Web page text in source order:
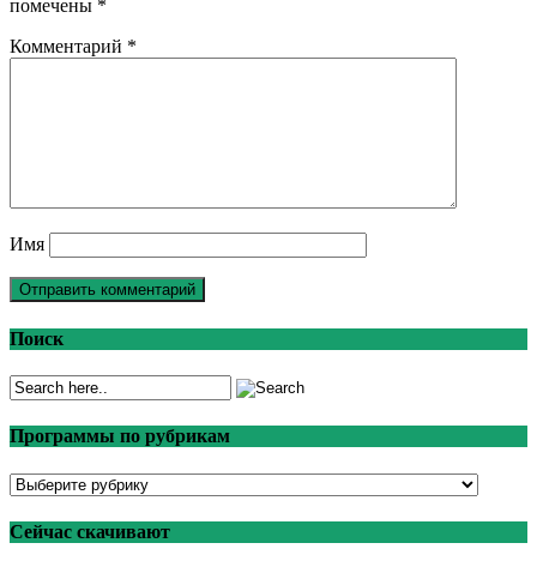
помечены *
Комментарий *
Имя
Поиск
Программы по рубрикам
Программы
рубрикам
Сейчас скачивают